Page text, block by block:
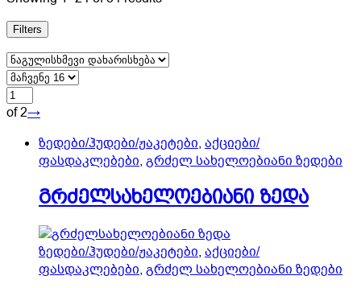
Filters
of 2→
ზედები/ჰუდები/ჟაკეტები, აქციები/
ფასდაკლებები, გრძელ სახელოებიანი ზედები
გრძელსახელოებიანი ზედა
ზედები/ჰუდები/ჟაკეტები, აქციები/
ფასდაკლებები, გრძელ სახელოებიანი ზედები